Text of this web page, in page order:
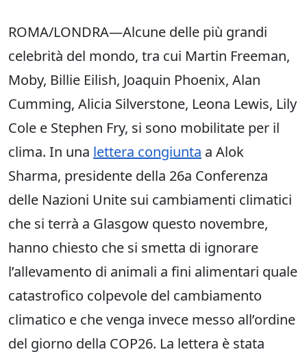
ROMA/LONDRA—Alcune delle più grandi
celebrità del mondo, tra cui Martin Freeman,
Moby, Billie Eilish, Joaquin Phoenix, Alan
Cumming, Alicia Silverstone, Leona Lewis, Lily
Cole e Stephen Fry, si sono mobilitate per il
clima. In una lettera congiunta a Alok
Sharma, presidente della 26a Conferenza
delle Nazioni Unite sui cambiamenti climatici
che si terrà a Glasgow questo novembre,
hanno chiesto che si smetta di ignorare
l’allevamento di animali a fini alimentari quale
catastrofico colpevole del cambiamento
climatico e che venga invece messo all’ordine
del giorno della COP26. La lettera è stata